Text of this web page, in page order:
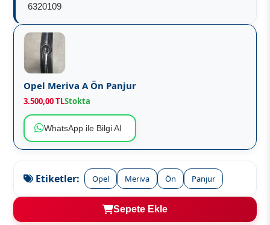
6320109
Opel Meriva A Ön Panjur
3.500,00 TLStokta
WhatsApp ile Bilgi Al
Etiketler: Opel Meriva Ön Panjur
Sepete Ekle